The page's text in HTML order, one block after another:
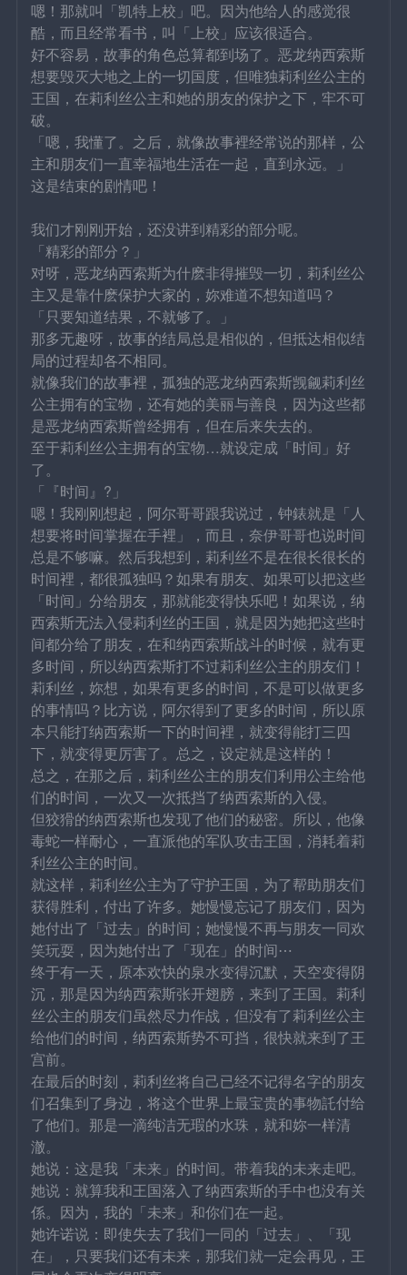
嗯！那就叫「凯特上校」吧。因为他给人的感觉很
酷，而且经常看书，叫「上校」应该很适合。
好不容易，故事的角色总算都到场了。恶龙纳西索斯
想要毁灭大地之上的一切国度，但唯独莉利丝公主的
王国，在莉利丝公主和她的朋友的保护之下，牢不可
破。
「嗯，我懂了。之后，就像故事裡经常说的那样，公
主和朋友们一直幸福地生活在一起，直到永远。」
这是结束的剧情吧！
我们才刚刚开始，还没讲到精彩的部分呢。
「精彩的部分？」
对呀，恶龙纳西索斯为什麽非得摧毁一切，莉利丝公
主又是靠什麽保护大家的，妳难道不想知道吗？
「只要知道结果，不就够了。」
那多无趣呀，故事的结局总是相似的，但抵达相似结
局的过程却各不相同。
就像我们的故事裡，孤独的恶龙纳西索斯觊觎莉利丝
公主拥有的宝物，还有她的美丽与善良，因为这些都
是恶龙纳西索斯曾经拥有，但在后来失去的。
至于莉利丝公主拥有的宝物…就设定成「时间」好
了。
「『时间』?」
嗯！我刚刚想起，阿尔哥哥跟我说过，钟錶就是「人
想要将时间掌握在手裡」，而且，奈伊哥哥也说时间
总是不够嘛。然后我想到，莉利丝不是在很长很长的
时间裡，都很孤独吗？如果有朋友、如果可以把这些
「时间」分给朋友，那就能变得快乐吧！如果说，纳
西索斯无法入侵莉利丝的王国，就是因为她把这些时
间都分给了朋友，在和纳西索斯战斗的时候，就有更
多时间，所以纳西索斯打不过莉利丝公主的朋友们！
莉利丝，妳想，如果有更多的时间，不是可以做更多
的事情吗？比方说，阿尔得到了更多的时间，所以原
本只能打纳西索斯一下的时间裡，就变得能打三四
下，就变得更厉害了。总之，设定就是这样的！
总之，在那之后，莉利丝公主的朋友们利用公主给他
们的时间，一次又一次抵挡了纳西索斯的入侵。
但狡猾的纳西索斯也发现了他们的秘密。所以，他像
毒蛇一样耐心，一直派他的军队攻击王国，消耗着莉
利丝公主的时间。
就这样，莉利丝公主为了守护王国，为了帮助朋友们
获得胜利，付出了许多。她慢慢忘记了朋友们，因为
她付出了「过去」的时间；她慢慢不再与朋友一同欢
笑玩耍，因为她付出了「现在」的时间⋯
终于有一天，原本欢快的泉水变得沉默，天空变得阴
沉，那是因为纳西索斯张开翅膀，来到了王国。莉利
丝公主的朋友们虽然尽力作战，但没有了莉利丝公主
给他们的时间，纳西索斯势不可挡，很快就来到了王
宫前。
在最后的时刻，莉利丝将自己已经不记得名字的朋友
们召集到了身边，将这个世界上最宝贵的事物託付给
了他们。那是一滴纯洁无瑕的水珠，就和妳一样清
澈。
她说：这是我「未来」的时间。带着我的未来走吧。
她说：就算我和王国落入了纳西索斯的手中也没有关
係。因为，我的「未来」和你们在一起。
她许诺说：即使失去了我们一同的「过去」、「现
在」，只要我们还有未来，那我们就一定会再见，王